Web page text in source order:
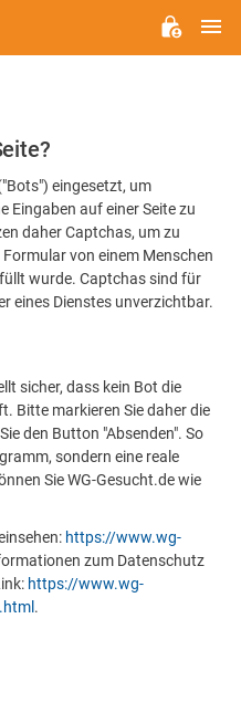
eingesetzt, um
Eingaben auf einer Seite zu
daher Captchas, um zu
von einem Menschen
wurde. Captchas sind für
eines Dienstes unverzichtbar.
sicher, dass kein Bot die
Bitte markieren Sie daher die
den Button "Absenden". So
sondern eine reale
Sie WG-Gesucht.de wie
https://www.wg-
zum Datenschutz
https://www.wg-
.